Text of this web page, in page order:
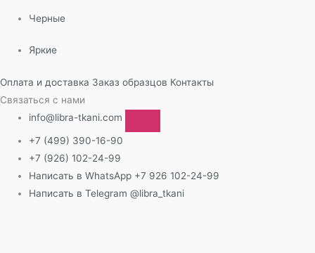
Черные
Яркие
Оплата и доставка Заказ образцов Контакты
Связаться с нами
info@libra-tkani.com
+7 (499) 390-16-90
+7 (926) 102-24-99
Написать в WhatsApp +7 926 102-24-99
Написать в Telegram @libra_tkani